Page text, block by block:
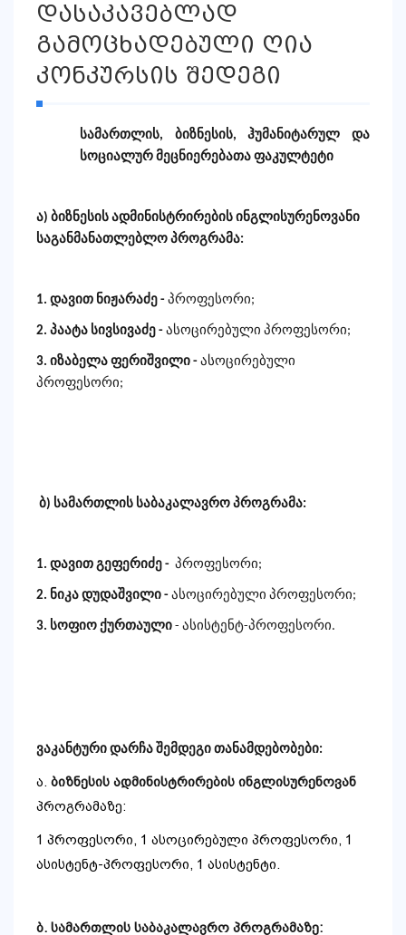
დასაკავებლად
გამოცხადებული ღია
კონკურსის შედეგი
სამართლის, ბიზნესის, ჰუმანიტარულ და
სოციალურ მეცნიერებათა ფაკულტეტი
ა) ბიზნესის ადმინისტრირების ინგლისურენოვანი
საგანმანათლებლო პროგრამა:
1. დავით ნიჟარაძე - პროფესორი;
2. პაატა სივსივაძე - ასოცირებული პროფესორი;
3. იზაბელა ფერიშვილი - ასოცირებული
პროფესორი;
ბ) სამართლის საბაკალავრო პროგრამა:
1. დავით გეფერიძე - პროფესორი;
2. ნიკა დუდაშვილი - ასოცირებული პროფესორი;
3. სოფიო ქურთაული - ასისტენტ-პროფესორი.
ვაკანტური დარჩა შემდეგი თანამდებობები:
ა. ბიზნესის ადმინისტრირების ინგლისურენოვან
პროგრამაზე:
1 პროფესორი, 1 ასოცირებული პროფესორი, 1
ასისტენტ-პროფესორი, 1 ასისტენტი.
ბ. სამართლის საბაკალავრო პროგრამაზე: